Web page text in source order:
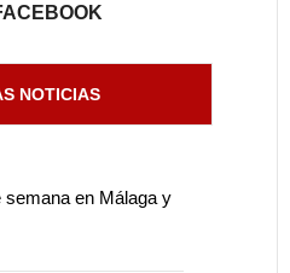
NOTICIAS
semana en Málaga y